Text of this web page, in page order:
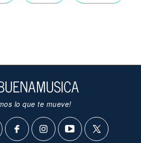
lo que te mueve!